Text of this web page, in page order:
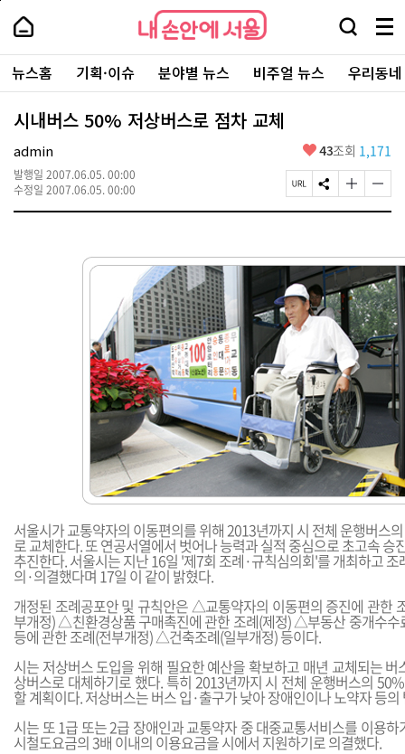
본
로
가
내
손
안
에
서
울
-
서
울
시
대
표
소
내
손
에
울
검
창
열
기
메
뉴
전
체
보
주
요
서
뉴스홈 기획·이슈 분야별 뉴스 비주얼 뉴스 우리동
시내버스 50% 저상버스로 점차 교체
admin
발행일 2007.06.05. 00:00
수정일 2007.06.05. 00:00
좋
요
43조회 1,171
페
이
R
L
복
사
S
N
유
하
기
글
자
크
게
변
경
하
기
글
자
작
게
변
경
하
기
서울시가 교통약자의 이동편의를 위해 2013년까지 시 전체 운행버스
로 교체한다. 또 연공서열에서 벗어나 능력과 실적 중심으로 초고속 승
추진한다. 서울시는 지난 16일 '제7회 조례·규칙심의회'를 개최하고
의·의결했다며 17일 이 같이 밝혔다.
개정된 조례공포안 및 규칙안은 △교통약자의 이동편의 증진에 관한
부개정) △친환경상품 구매촉진에 관한 조례(제정) △부동산 중개수수
등에 관한 조례(전부개정) △건축조례(일부개정) 등이다.
시는 저상버스 도입을 위해 필요한 예산을 확보하고 매년 교체되는
상버스로 대체하기로 했다. 특히 2013년까지 시 전체 운행버스의
할 계획이다. 저상버스는 버스 입·출구가 낮아 장애인이나 노약자 등
시는 또 1급 또는 2급 장애인과 교통약자 중 대중교통서비스를 이용
시철도요금의 3배 이내의 이용요금을 시에서 지원하기로 의결했다.
페
상
단
로